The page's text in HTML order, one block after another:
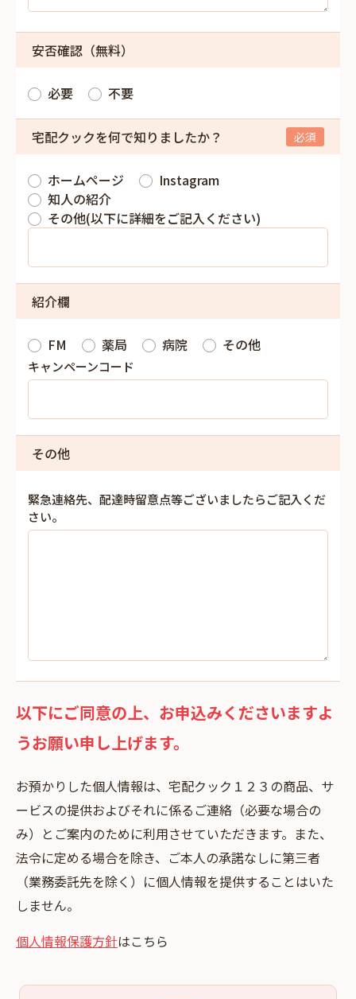
安否確認（無料）
必要 不要
宅配クックを何で知りましたか？
ホームページ
Instagram
知人の紹介
その他(以下に詳細をご記入ください)
紹介欄
FM 薬局 病院 その他
キャンペーンコード
その他
緊急連絡先、配達時留意点等ございましたらご記入くだ
さい。
以下にご同意の上、お申込みくださいますよ
うお願い申し上げます。
お預かりした個⼈情報は、宅配クック１２３の商品、サ
ービスの提供およびそれに係るご連絡（必要な場合の
み）とご案内のために利⽤させていただきます。また、
法令に定める場合を除き、ご本⼈の承諾なしに第三者
（業務委託先を除く）に個⼈情報を提供することはいた
しません。
個人情報保護方針はこちら